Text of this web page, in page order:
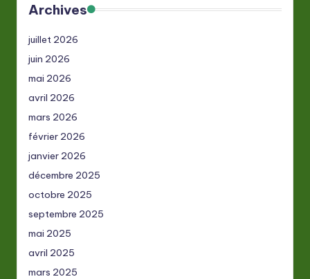
Archives
juillet 2026
juin 2026
mai 2026
avril 2026
mars 2026
février 2026
janvier 2026
décembre 2025
octobre 2025
septembre 2025
mai 2025
avril 2025
mars 2025